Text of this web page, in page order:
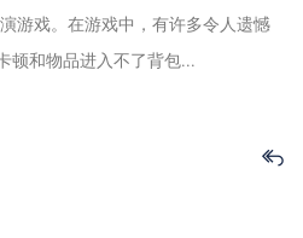
游戏。在游戏中，有许多令人遗憾
顿和物品进入不了背包...